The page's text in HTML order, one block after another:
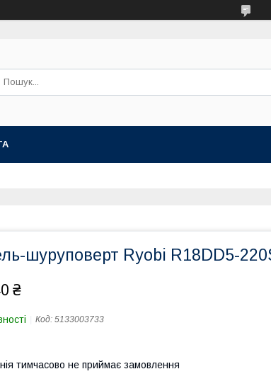
шуруповерт Ryobi R18DD5-
₴
Код: 5133003733
тимчасово не приймає замовлення